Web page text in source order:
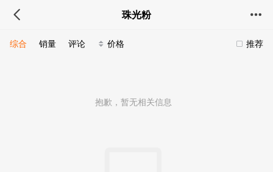
珠光粉
推荐
综合 销量 评论 价格
抱歉，暂无相关信息